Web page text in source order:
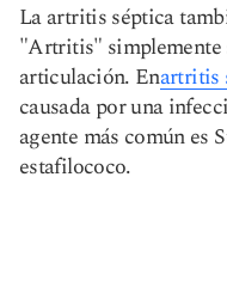
La artritis séptica
"Artritis"
articulación. Enartritis
causada por una
agente más común es
estafilococo.